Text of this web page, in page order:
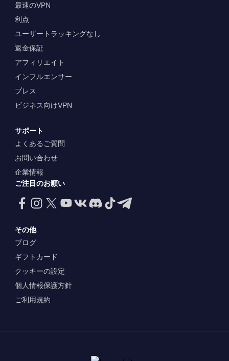
最速のVPN
利点
ユーザートラッキングなし
返金保証
アフィリエイト
インフルエンサー
プレス
ビジネス向けVPN
サポート
よくあるご質問
お問い合わせ
企業情報
ご注目のお願い
その他
ブログ
ギフトカード
クッキーの設定
個人情報保護方針
ご利用規約